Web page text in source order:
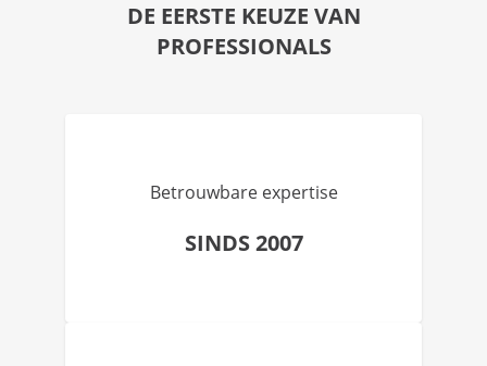
DE EERSTE KEUZE VAN
PROFESSIONALS
Betrouwbare expertise
SINDS 2007